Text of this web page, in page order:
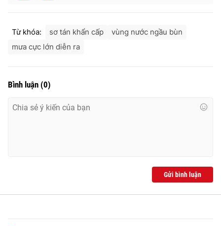
Từ khóa: sơ tán khẩn cấp
vùng nước ngầu bùn
mưa cực lớn diễn ra
Bình luận (0)
Gửi bình luận